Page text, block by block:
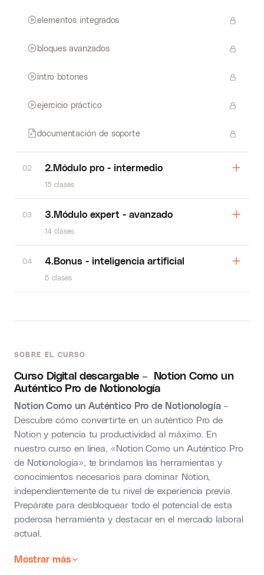
SOBRE EL CURSO
Curso Digital descargable – Notion Como un
Auténtico Pro de Notionología
Notion Como un Auténtico Pro de Notionología–
Descubre cómo convertirte en un auténtico Pro de
Notion y potencia tu productividad al máximo. En
nuestro curso en línea, «Notion Como un Auténtico Pro
de Notionología», te brindamos las herramientas y
conocimientos necesarios para dominar Notion,
independientemente de tu nivel de experiencia previa.
Prepárate para desbloquear todo el potencial de esta
poderosa herramienta y destacar en el mercado laboral
actual.
Mostrar más
elementos integrados
bloques avanzados
intro botones
ejercicio práctico
documentación de soporte
02 2.Módulo pro - intermedio
15 clases
03 3.Módulo expert - avanzado
14 clases
04 4.Bonus - inteligencia artificial
5 clases